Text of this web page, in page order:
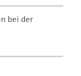
bei der